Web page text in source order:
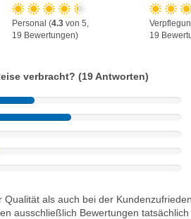
Personal (4.3von 5,
19 Bewertungen)
19
verbracht? (19 Antworten)
Qualität als auch bei der
ausschließlich Bewertungen